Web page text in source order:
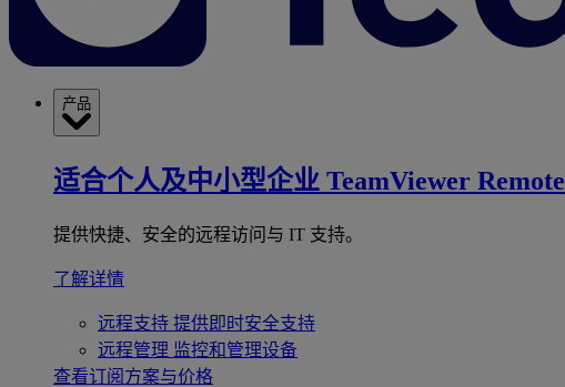
产品
适合个人及中小型企业 TeamViewer Remote
提供快捷、安全的远程访问与 IT 支持。
了解详情
远程支持 提供即时安全支持
远程管理 监控和管理设备
查看订阅方案与价格